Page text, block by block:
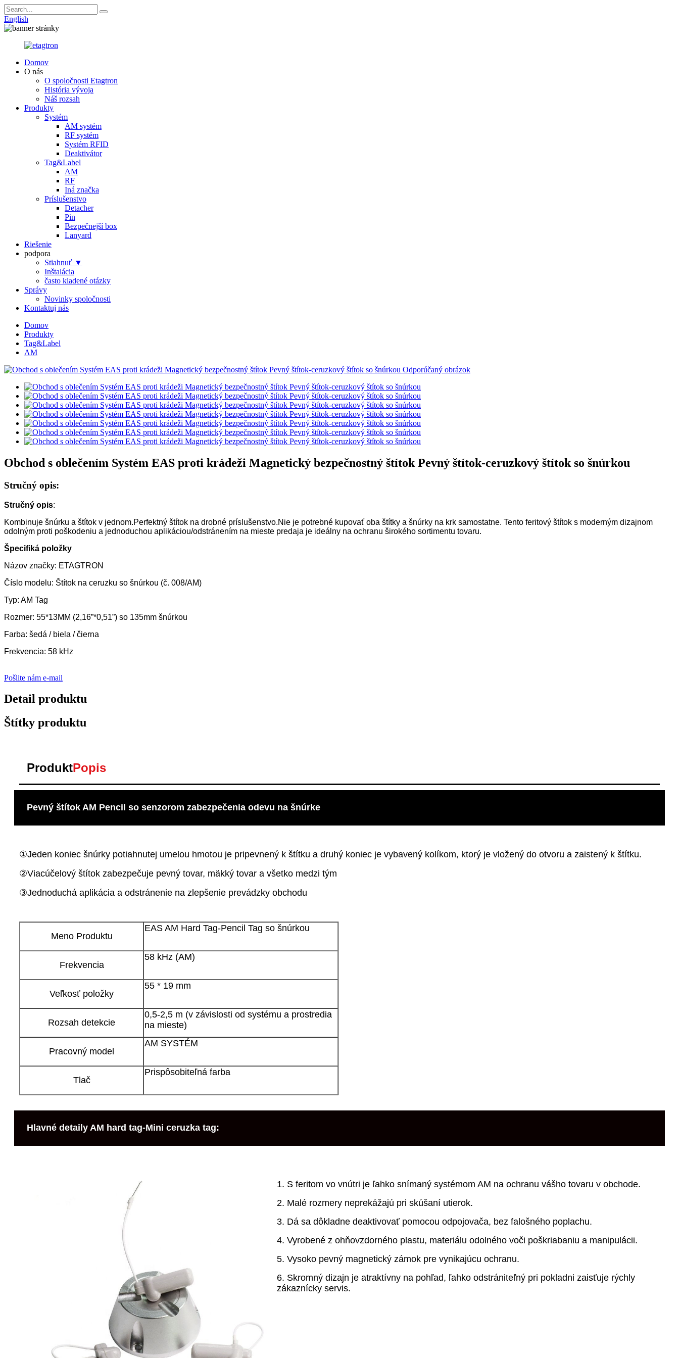
English
Domov
O nás
O spoločnosti Etagtron
História vývoja
Náš rozsah
Produkty
Systém
AM systém
RF systém
Systém RFID
Deaktivátor
Tag&Label
AM
RF
Iná značka
Príslušenstvo
Detacher
Pin
Bezpečnejší box
Lanyard
Riešenie
podpora
Stiahnuť ▼
Inštalácia
často kladené otázky
Správy
Novinky spoločnosti
Kontaktuj nás
Domov
Produkty
Tag&Label
AM
Obchod s oblečením Systém EAS proti krádeži Magnetický bezpečnostný štítok Pevný štítok-ceruzkový štítok so šnúrkou
Stručný opis:
Stručný opis:
Kombinuje šnúrku a štítok v jednom.Perfektný štítok na drobné príslušenstvo.Nie je potrebné kupovať oba štítky a šnúrky na krk samostatne. Tento feritový štítok s moderným dizajnom
odolným proti poškodeniu a jednoduchou aplikáciou/odstránením na mieste predaja je ideálny na ochranu širokého sortimentu tovaru.
Špecifiká položky
Názov značky: ETAGTRON
Číslo modelu: Štítok na ceruzku so šnúrkou (č. 008/AM)
Typ: AM Tag
Rozmer: 55*13MM (2,16”*0,51”) so 135mm šnúrkou
Farba: šedá / biela / čierna
Frekvencia: 58 kHz
Pošlite nám e-mail
Detail produktu
Štítky produktu
ProduktPopis
Pevný štítok AM Pencil so senzorom zabezpečenia odevu na šnúrke
①Jeden koniec šnúrky potiahnutej umelou hmotou je pripevnený k štítku a druhý koniec je vybavený kolíkom, ktorý je vložený do otvoru a zaistený k štítku.
②Viacúčelový štítok zabezpečuje pevný tovar, mäkký tovar a všetko medzi tým
③Jednoduchá aplikácia a odstránenie na zlepšenie prevádzky obchodu
Meno Produktu
EAS AM Hard Tag-Pencil Tag so šnúrkou
Frekvencia
58 kHz (AM)
Veľkosť položky
55 * 19 mm
Rozsah detekcie
0,5-2,5 m (v závislosti od systému a prostredia
na mieste)
Pracovný model
AM SYSTÉM
Tlač
Prispôsobiteľná farba
Hlavné detaily AM hard tag-Mini ceruzka tag:
1. S feritom vo vnútri je ľahko snímaný systémom AM na ochranu vášho tovaru v obchode.
2. Malé rozmery neprekážajú pri skúšaní utierok.
3. Dá sa dôkladne deaktivovať pomocou odpojovača, bez falošného poplachu.
4. Vyrobené z ohňovzdorného plastu, materiálu odolného voči poškriabaniu a manipulácii.
5. Vysoko pevný magnetický zámok pre vynikajúcu ochranu.
6. Skromný dizajn je atraktívny na pohľad, ľahko odstrániteľný pri pokladni zaisťuje rýchly
zákaznícky servis.